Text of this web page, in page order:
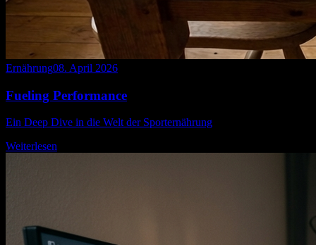
Ernährung08. April 2026
Fueling Performance
Ein Deep Dive in die Welt der Sporternährung
Weiterlesen